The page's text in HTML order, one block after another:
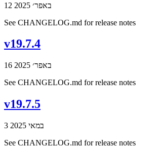
12 באפר׳ 2025
See CHANGELOG.md for release notes
v19.7.4
16 באפר׳ 2025
See CHANGELOG.md for release notes
v19.7.5
3 במאי 2025
See CHANGELOG.md for release notes